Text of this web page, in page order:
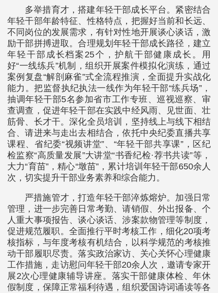
多举措育才，搭建年轻干部成长平台。紧密结合
年轻干部年龄特征、性格特点，把握好当前和长远、
不同岗位的发展需求，有针对性地开展谈心谈话，激
励干部拼搏进取。合理规划年轻干部成长路径，建立
年轻干部成长档案25个，护航干部健康成长。用
好“一线练兵”机制，组织开展案件模拟化演练，通过
案例复盘“解剖麻雀”式全流程推演，全面提升实战化
能力。把监督执纪执法一线作为年轻干部“练兵场”，
抽调年轻干部5名参加省市工作专班、巡视巡察、审
查调查，促进年轻干部在实践中经风雨、见世面、壮
筋骨、长才干。深化全员培训，坚持线上与线下相结
合、请进来与走出去相结合，依托中央纪委直播共享
课程、省纪委“视频讲堂”、“年轻干部共享课”，区纪
检监察“高质量发展”大讲堂“书香纪检·荐书共读”等，
大力“育苗”，精心“墩苗”，累计培训年轻干部650余人
次，切实提升干部业务素养和综合能力。
严措施管才，打造年轻干部淬炼熔炉。加强日常
管理，进一步完善日常考勤、请销假、外出报备、个
人重大事项报告、谈心谈话、涉案款物管理等制度，
促进规范履职。全面推行平时考核工作，细化20项考
核指标，与年度考核有机结合，以科学规范的考核推
动干部履职尽责。落实政治家访、关心关怀心理健康
工作措施，走访慰问年轻干部20余人次，邀请专家开
展2次心理健康辅导讲座。落实干部健康体检、年休
假制度，保障正常福利待遇，组织爱国诗词诵读等各